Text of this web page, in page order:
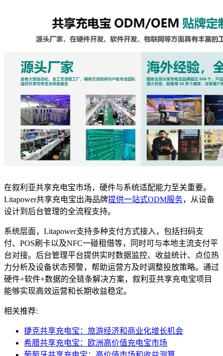
在叙利亚共享充电宝市场，硬件与系统适配能力至关重要。
Litapower共享充电宝出海品牌提供一站式ODM服务，从设备
设计到后台管理的全流程支持。
系统层面，Litapower支持多种支付方式接入，包括扫码支
付、POS刷卡以及NFC一碰租借等，同时可与本地主流支付平
台对接。后台管理平台提供实时数据监控、收益统计、点位热
力分析及设备状态预警，帮助运营方及时调整投放策略。通过
硬件+软件+数据的全链条解决方案，叙利亚共享充电宝项目
能够实现高效运营和长期收益稳定。
相关推荐:
捷克共享充电宝：旅游经济和商业化增长机会
希腊共享充电宝：欧洲高价值充电宝市场